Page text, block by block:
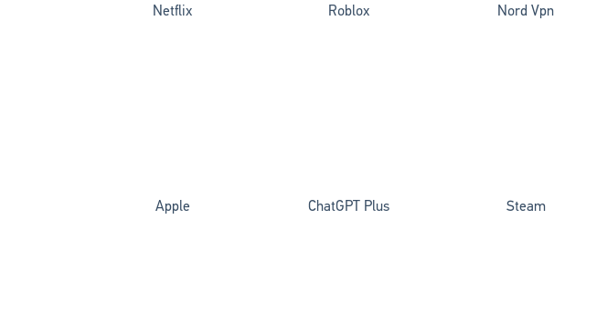
Netflix Roblox Nord Vpn
Apple ChatGPT Plus Steam